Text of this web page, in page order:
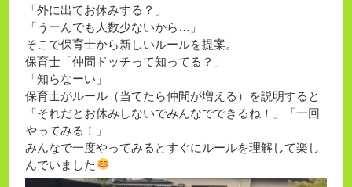
「外に出てお休みする？」
「うーんでも人数少ないから…」
そこで保育士から新しいルールを提案。
保育士「仲間ドッチって知ってる？」
「知らなーい」
保育士がルール（当てたら仲間が増える）を説明すると
「それだとお休みしないでみんなでできるね！」「一回
やってみる！」
みんなで一度やってみるとすぐにルールを理解して楽し
んでいました